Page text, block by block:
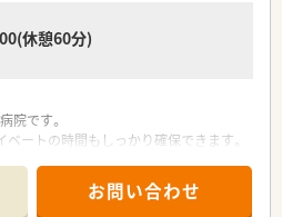
休憩60分)
院です。
ートの時間もしっかり確保できます。
お問い合わせ